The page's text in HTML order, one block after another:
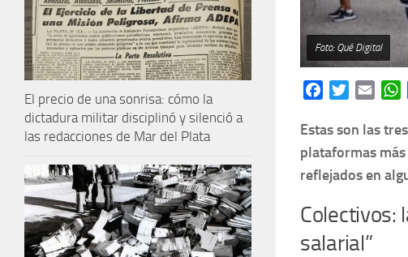
Foto: Qué Digital
FacebookTwitterEmail
Estas son las
plataformas
reflejados en
Colectivos:
salarial”
El precio de una sonrisa: cómo la
dictadura militar disciplinó y silenció a
las redacciones de Mar del Plata